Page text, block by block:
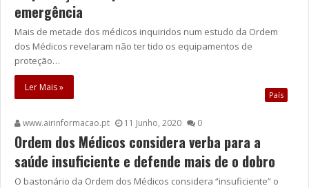
emergência
Mais de metade dos médicos inquiridos num estudo da Ordem
dos Médicos revelaram não ter tido os equipamentos de
proteção…
Ler Mais »
País
www.airinformacao.pt 11 Junho, 2020 0
Ordem dos Médicos considera verba para a
saúde insuficiente e defende mais de o dobro
O bastonário da Ordem dos Médicos considera “insuficiente” o